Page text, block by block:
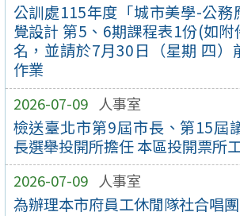
公訓處115年度「城市美學-公務
覺設計 第5、6期課程表1份(如附
名，並請於7月30日（星期 四）
作業
2026-07-09 人事室
檢送臺北市第9屆市長、第15屆
長選舉投開所擔任 本區投開票所
2026-07-09 人事室
為辦理本市府員工休閒隊社合唱